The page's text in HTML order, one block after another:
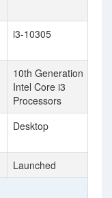
i3-10305
10th Generation
Intel Core i3
Processors
Desktop
Launched